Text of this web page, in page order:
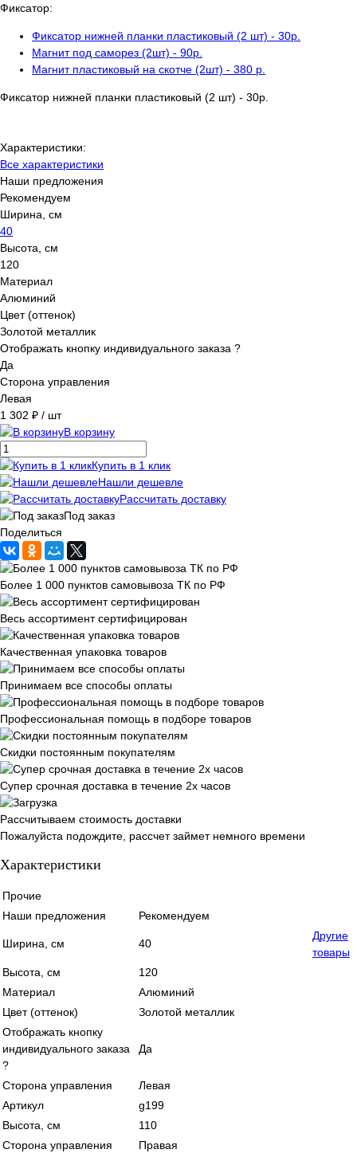
Фиксатор:
Фиксатор нижней планки пластиковый (2 шт) - 30р.
Магнит под саморез (2шт) - 90р.
Магнит пластиковый на скотче (2шт) - 380 р.
Фиксатор нижней планки пластиковый (2 шт) - 30р.
Характеристики:
Все характеристики
Наши предложения
Рекомендуем
Ширина, см
40
Высота, см
120
Материал
Алюминий
Цвет (оттенок)
Золотой металлик
Отображать кнопку индивидуального заказа ?
Да
Сторона управления
Левая
1 302 ₽ / шт
В корзину
Купить в 1 клик
Нашли дешевле
Рассчитать доставку
Под заказ
Поделиться
Более 1 000 пунктов самовывоза ТК по РФ
Весь ассортимент сертифицирован
Качественная упаковка товаров
Принимаем все способы оплаты
Профессиональная помощь в подборе товаров
Скидки постоянным покупателям
Супер срочная доставка в течение 2х часов
Рассчитываем стоимость доставки
Пожалуйста подождите, рассчет займет немного времени
Характеристики
Прочие
Наши предложения
Рекомендуем
Ширина, см 40
Другие
товары
Высота, см
120
Материал
Алюминий
Цвет (оттенок)
Золотой металлик
Отображать кнопку
индивидуального заказа
?
Да
Сторона управления
Левая
Артикул
g199
Высота, см
110
Сторона управления
Правая